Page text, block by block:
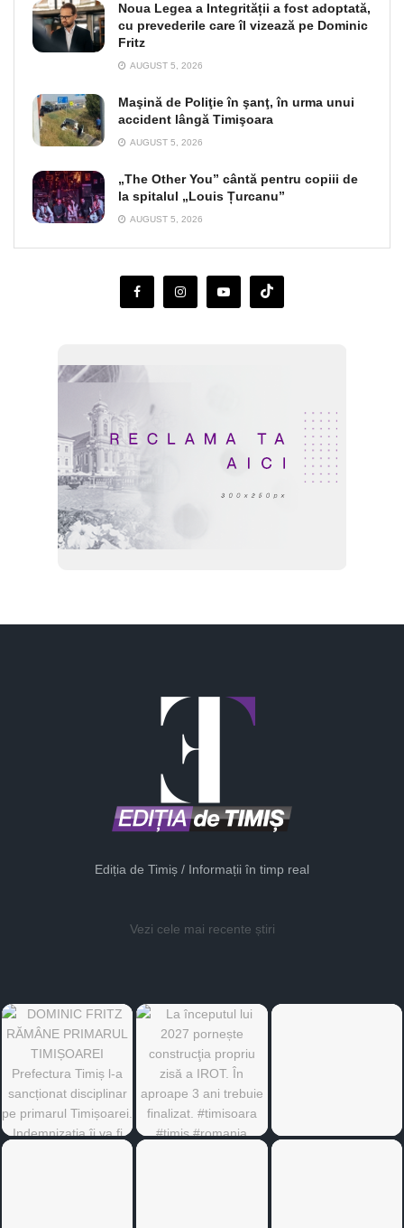
Noua Legea a Integrității a fost adoptată,
cu prevederile care îl vizează pe Dominic
Fritz
AUGUST 5, 2026
Maşină de Poliţie în şanţ, în urma unui
accident lângă Timişoara
AUGUST 5, 2026
„The Other You” cântă pentru copiii de
la spitalul „Louis Țurcanu”
AUGUST 5, 2026
Ediția de Timiș / Informații în timp real
Vezi cele mai recente știri